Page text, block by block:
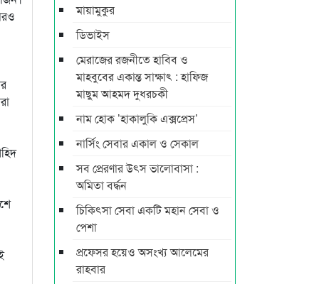
মায়ামুকুর
ডিভাইস
মেরাজের রজনীতে হাবিব ও
মাহবুবের একান্ত সাক্ষাৎ : হাফিজ
মাছুম আহমদ দুধরচকী
নাম হোক ‌’হাকালুকি এক্সপ্রেস’
নার্সিং সেবার একাল ও সেকাল
সব প্রেরণার উৎস ভালোবাসা :
অমিতা বর্দ্ধন
চিকিৎসা সেবা একটি মহান সেবা ও
পেশা
প্রফেসর হয়েও অসংখ্য আলেমের
রাহবার